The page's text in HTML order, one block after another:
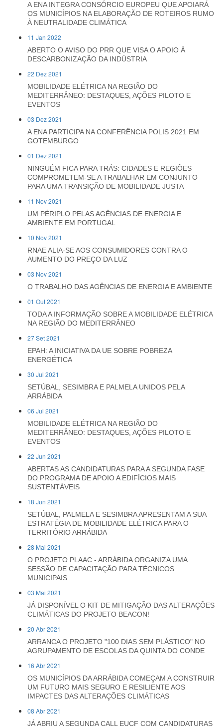
A ENA INTEGRA CONSÓRCIO EUROPEU QUE APOIARÁ
OS MUNICÍPIOS NA ELABORAÇÃO DE ROTEIROS RUMO
À NEUTRALIDADE CLIMÁTICA
11 Jan 2022
ABERTO O AVISO DO PRR QUE VISA O APOIO À
DESCARBONIZAÇÃO DA INDÚSTRIA
22 Dez 2021
MOBILIDADE ELÉTRICA NA REGIÃO DO
MEDITERRÂNEO: DESTAQUES, AÇÕES PILOTO E
EVENTOS
03 Dez 2021
A ENA PARTICIPA NA CONFERÊNCIA POLIS 2021 EM
GOTEMBURGO
01 Dez 2021
NINGUÉM FICA PARA TRÁS: CIDADES E REGIÕES
COMPROMETEM-SE A TRABALHAR EM CONJUNTO
PARA UMA TRANSIÇÃO DE MOBILIDADE JUSTA
11 Nov 2021
UM PÉRIPLO PELAS AGÊNCIAS DE ENERGIA E
AMBIENTE EM PORTUGAL
10 Nov 2021
RNAE ALIA-SE AOS CONSUMIDORES CONTRA O
AUMENTO DO PREÇO DA LUZ
03 Nov 2021
O TRABALHO DAS AGÊNCIAS DE ENERGIA E AMBIENTE
01 Out 2021
TODA A INFORMAÇÃO SOBRE A MOBILIDADE ELÉTRICA
NA REGIÃO DO MEDITERRÂNEO
27 Set 2021
EPAH: A INICIATIVA DA UE SOBRE POBREZA
ENERGÉTICA
30 Jul 2021
SETÚBAL, SESIMBRA E PALMELA UNIDOS PELA
ARRÁBIDA
06 Jul 2021
MOBILIDADE ELÉTRICA NA REGIÃO DO
MEDITERRÂNEO: DESTAQUES, AÇÕES PILOTO E
EVENTOS
22 Jun 2021
ABERTAS AS CANDIDATURAS PARA A SEGUNDA FASE
DO PROGRAMA DE APOIO A EDIFÍCIOS MAIS
SUSTENTÁVEIS
18 Jun 2021
SETÚBAL, PALMELA E SESIMBRA APRESENTAM A SUA
ESTRATÉGIA DE MOBILIDADE ELÉTRICA PARA O
TERRITÓRIO ARRÁBIDA
28 Mai 2021
O PROJETO PLAAC - ARRÁBIDA ORGANIZA UMA
SESSÃO DE CAPACITAÇÃO PARA TÉCNICOS
MUNICIPAIS
03 Mai 2021
JÁ DISPONÍVEL O KIT DE MITIGAÇÃO DAS ALTERAÇÕES
CLIMÁTICAS DO PROJETO BEACON!
20 Abr 2021
ARRANCA O PROJETO "100 DIAS SEM PLÁSTICO" NO
AGRUPAMENTO DE ESCOLAS DA QUINTA DO CONDE
16 Abr 2021
OS MUNICÍPIOS DA ARRÁBIDA COMEÇAM A CONSTRUIR
UM FUTURO MAIS SEGURO E RESILIENTE AOS
IMPACTES DAS ALTERAÇÕES CLIMÁTICAS
08 Abr 2021
JÁ ABRIU A SEGUNDA CALL EUCF COM CANDIDATURAS